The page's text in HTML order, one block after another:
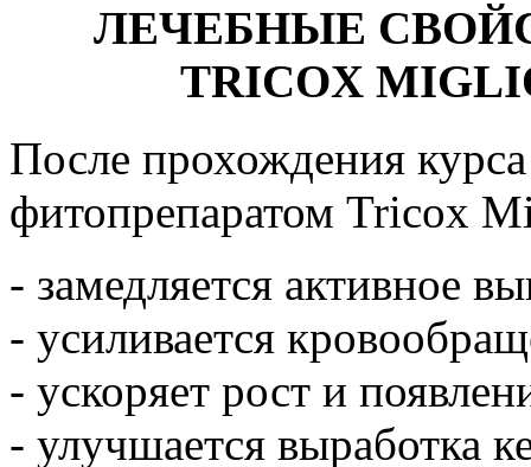
ЛЕЧЕБНЫЕ
TRICOX
После прохождения
фитопрепаратом Tricox
- замедляется активное
- усиливается
- ускоряет рост и
- улучшается выработка